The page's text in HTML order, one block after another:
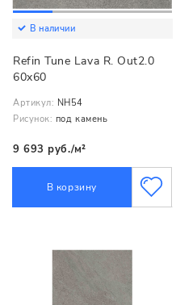
В наличии
Refin Tune Lava R. Out2.0
60x60
Артикул: NH54
Рисунок: под камень
9 693 руб./м²
В корзину